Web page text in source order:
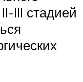
III стадией